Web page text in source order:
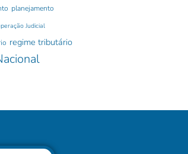
planejamento
Judicial
regime tributário